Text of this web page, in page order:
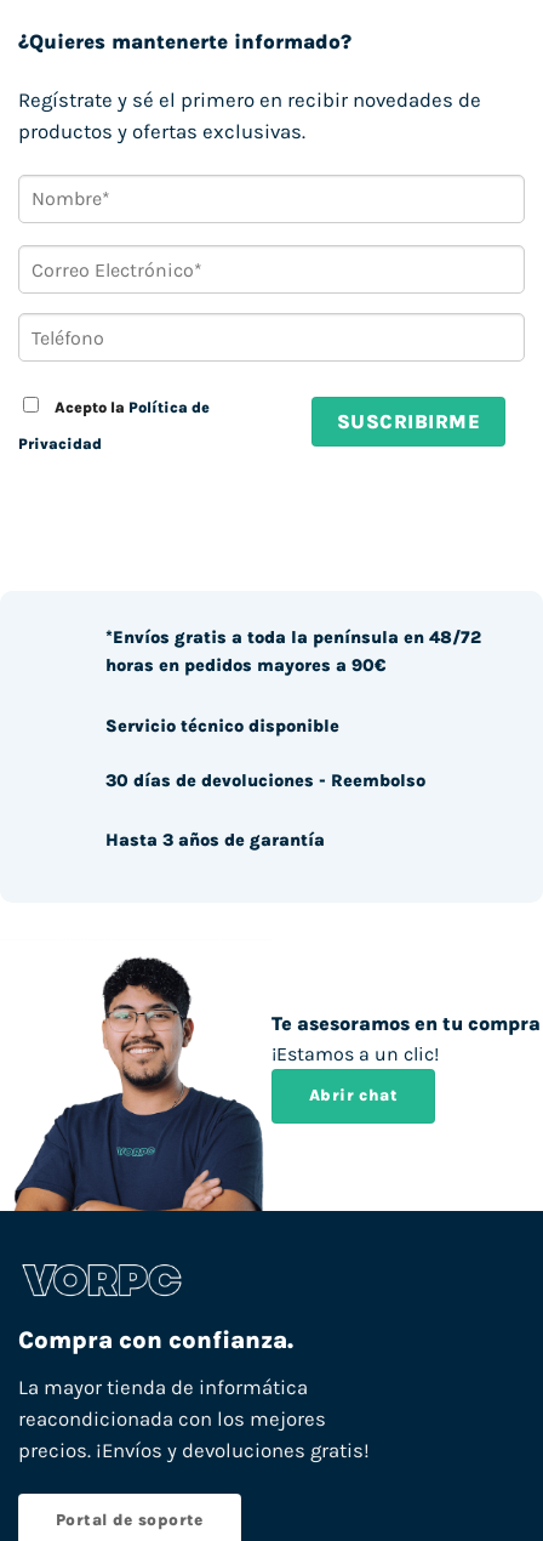
¿Quieres mantenerte informado?
Regístrate y sé el primero en recibir novedades de
productos y ofertas exclusivas.
Acepto la Política de
Privacidad
Te asesoramos en tu compra
¡Estamos a un clic!
Abrir chat
*Envíos gratis a toda la península en 48/72
horas en pedidos mayores a 90€
Servicio técnico disponible
30 días de devoluciones - Reembolso
Hasta 3 años de garantía
Compra con confianza.
La mayor tienda de informática
reacondicionada con los mejores
precios. ¡Envíos y devoluciones gratis!
Portal de soporte